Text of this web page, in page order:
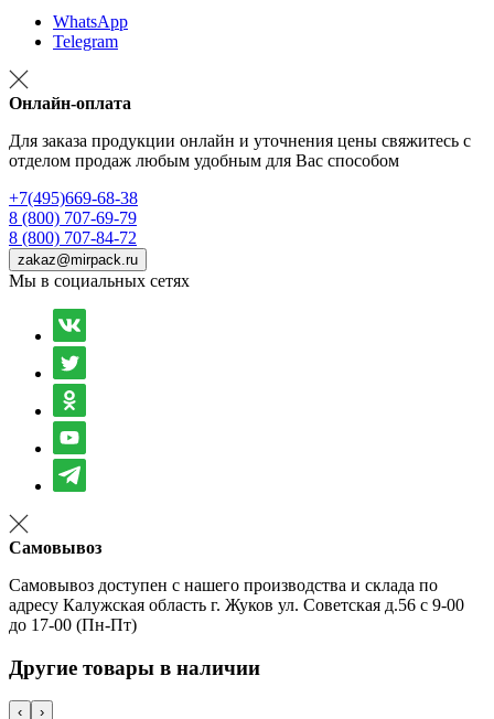
WhatsApp
Telegram
Онлайн-оплата
Для заказа продукции онлайн и уточнения цены свяжитесь с
отделом продаж любым удобным для Вас способом
+7(495)669-68-38
8 (800) 707-69-79
8 (800) 707-84-72
zakaz@mirpack.ru
Мы в социальных сетях
Самовывоз
Самовывоз доступен с нашего производства и склада по
адресу Калужская область г. Жуков ул. Советская д.56 с 9-00
до 17-00 (Пн-Пт)
Другие товары в наличии
‹ ›